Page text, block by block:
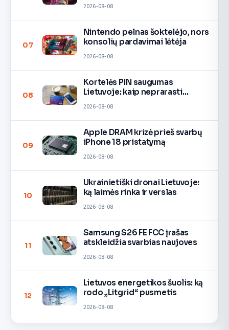
2026-08-08
07
Nintendo pelnas šoktelėjo, nors
konsolių pardavimai lėtėja
2026-08-08
08
Kortelės PIN saugumas
Lietuvoje: kaip neprarasti
2026-08-08
09
Apple DRAM krizė prieš svarbų
iPhone 18 pristatymą
2026-08-08
10
Ukrainietiški dronai Lietuvoje:
ką laimės rinka ir verslas
2026-08-08
11
Samsung S26 FE FCC įrašas
atskleidžia svarbias naujoves
2026-08-08
12
Lietuvos energetikos šuolis: ką
rodo „Litgrid“ pusmetis
2026-08-08